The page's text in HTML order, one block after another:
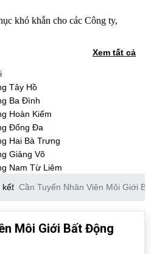
khó khắn cho các Công ty,
Xem tất cả
Tây Hồ
Ba Đình
Hoàn Kiếm
Đống Đa
Hai Bà Trưng
Giảng Võ
Nam Từ Liêm
Cầu Giấy
Thanh Xuân
Hà Đông
Hoàng Mai
Ô Chợ Dừa
kết Cần Tuyển Nhân Viên Môi Giới
Môi Giới Bất Động